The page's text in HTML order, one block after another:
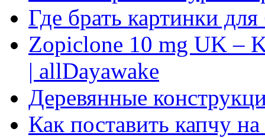
Где брать картинки
Zopiclone 10 mg UK –
| allDayawake
Деревянные
Как поставить капчу